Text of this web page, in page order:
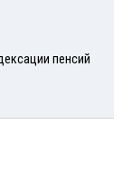
пенсий